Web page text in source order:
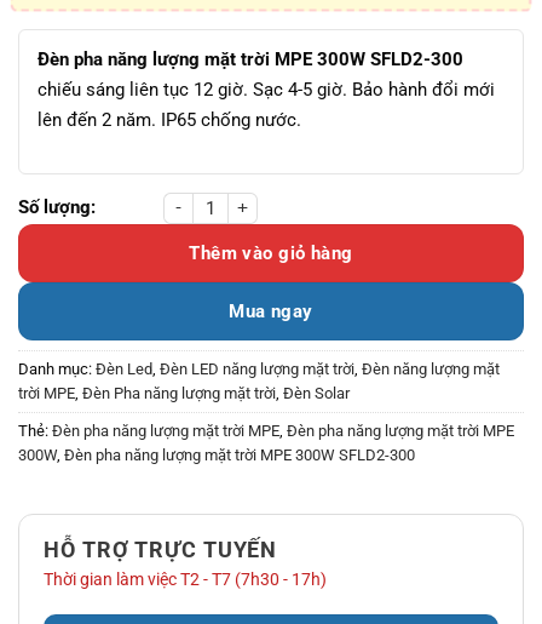
Đèn pha năng lượng mặt trời MPE 300W SFLD2-300
chiếu sáng liên tục 12 giờ. Sạc 4-5 giờ. Bảo hành đổi mới
lên đến 2 năm. IP65 chống nước.
Đèn pha năng lượng mặt trời MPE 300W SFLD2-300 số lượng
Thêm vào giỏ hàng
Mua ngay
Danh mục: Đèn Led, Đèn LED năng lượng mặt trời, Đèn năng lượng mặt
trời MPE, Đèn Pha năng lượng mặt trời, Đèn Solar
Thẻ: Đèn pha năng lượng mặt trời MPE, Đèn pha năng lượng mặt trời MPE
300W, Đèn pha năng lượng mặt trời MPE 300W SFLD2-300
HỖ TRỢ TRỰC TUYẾN
Thời gian làm việc T2 - T7 (7h30 - 17h)